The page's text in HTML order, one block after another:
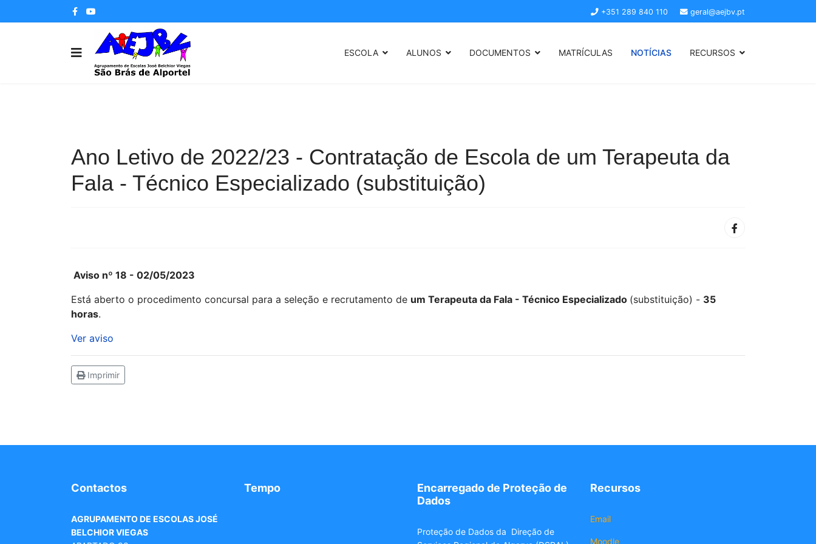
+351 289 840 110 geral@aejbv.pt
ESCOLA ALUNOS DOCUMENTOS MATRÍCULAS NOTÍCIAS RECURSOS
Ano Letivo de 2022/23 - Contratação de Escola de um Terapeuta da
Fala - Técnico Especializado (substituição)
Aviso nº 18 - 02/05/2023
Está aberto o procedimento concursal para a seleção e recrutamento de um Terapeuta da Fala - Técnico Especializado (substituição) - 35
horas.
Ver aviso
Imprimir
Contactos
AGRUPAMENTO DE ESCOLAS JOSÉ
BELCHIOR VIEGAS
Tempo
Encarregado de Proteção de
Dados
Proteção de Dados da Direção de
Recursos
Email
Moodle